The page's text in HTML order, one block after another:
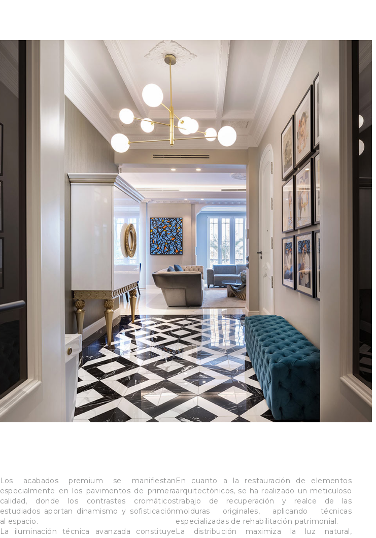
Los acabados premium se manifiestan
especialmente en los pavimentos de primera
calidad, donde los contrastes cromáticos
estudiados aportan dinamismo y sofisticación
al espacio.
La iluminación técnica avanzada constituye
En cuanto a la restauración de elementos
arquitectónicos, se ha realizado un meticuloso
trabajo de recuperación y realce de las
molduras originales, aplicando técnicas
especializadas de rehabilitación patrimonial.
La distribución maximiza la luz natural,